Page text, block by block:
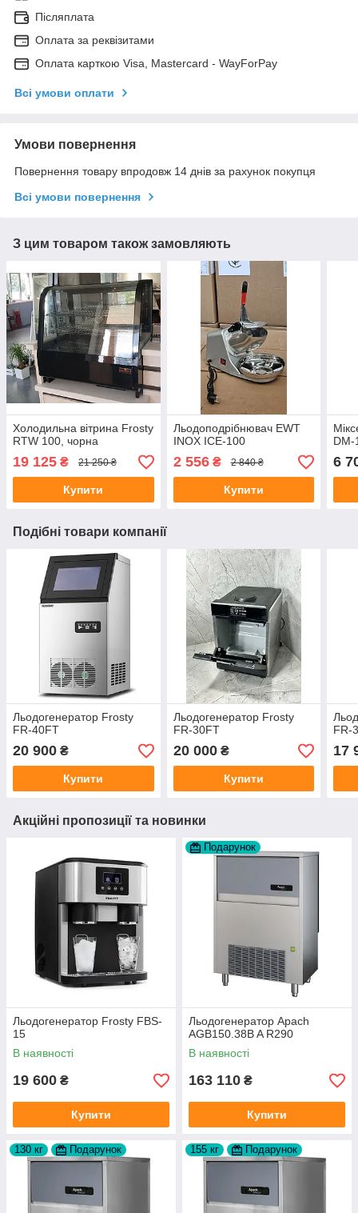
Післяплата
Оплата за реквізитами
Оплата карткою Visa, Mastercard - WayForPay
Всі умови оплати
Умови повернення
Повернення товару впродовж 14 днів за рахунок покупця
Всі умови повернення
З цим товаром також замовляють
Холодильна вітрина Frosty
RTW 100, чорна
19 125 ₴ 21 250 ₴
Купити
Льодоподрібнювач EWT
INOX ICE-100
2 556₴ 2 840 ₴
Купити
6
Подібні товари компанії
Льодогенератор Frosty
FR-40FT
20 900 ₴
Купити
Льодогенератор Frosty
FR-30FT
20 000₴
Купити
FR-
17
Акційні пропозиції та новинки
Льодогенератор Frosty FBS-
15
В наявності
19 600 ₴
Купити
Подарунок
Льодогенератор Apach
AGB150.38B A R290
В наявності
163 110 ₴
Купити
130 кг Подарунок 155 кг Подарунок